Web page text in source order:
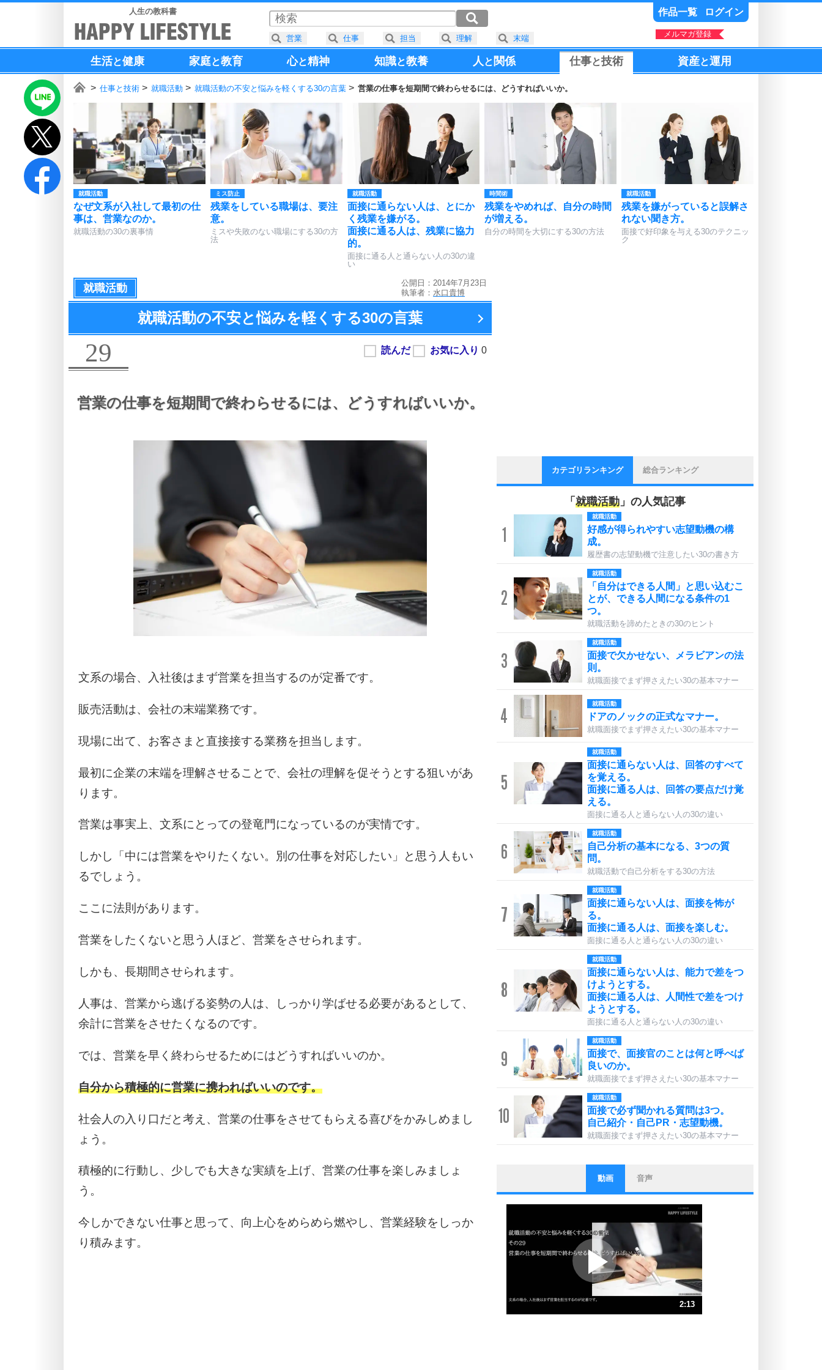
人生の教科書 作品一覧 ログイン
メルマガ登録
生活と健康 家庭と教育 心と精神 知識と教養 人と 関係 仕事と技術 資産と運用
仕事と技術 就職活動 就職活動の不安と悩みを軽くする30の言葉 営業の仕事を短期間で終わらせるには、どうすればいいか。
就職活動
なぜ文系が入社して最初の仕
事は、営業なのか。
就職活動の30の裏事情
ミス防止
残業をしている職場は、要注
意。
ミスや失敗のない職場にする30の方
法
就職活動
面接に通らない人は、とにか
く残業を嫌がる。
面接に通る人は、残業に協力
的。
面接に通る人と通らない人の30の違
い
時間術
残業をやめれば、自分の時間
が増える。
自分の時間を大切にする30の方法
就職活動
残業を嫌がっていると誤解さ
れない聞き方。
面接で好印象を与える30のテクニッ
ク
就職活動
公開日：2014年7月23日
執筆者： 水口貴博
就職活動の不安と悩みを軽くする30の言葉
29
営業の仕事を短期間で終わらせるには、 どうすればいいか。
文系の場合、入社後はまず営業を担当するのが定番です。
販売活動は、会社の末端業務です。
現場に出て、お客さまと直接接する業務を担当します。
最初に企業の末端を理解させることで、会社の理解を促そうとする狙いがあ
ります。
営業は事実上、文系にとっての登竜門になっているのが実情です。
しかし「中には営業をやりたくない。別の仕事を対応したい」と思う人もい
るでしょう。
ここに法則があります。
営業をしたくないと思う人ほど、営業をさせられます。
しかも、長期間させられます。
人事は、営業から逃げる姿勢の人は、しっかり学ばせる必要があるとして、
余計に営業をさせたくなるのです。
では、営業を早く終わらせるためにはどうすればいいのか。
自分から積極的に営業に携わればいいのです。
社会人の入り口だと考え、営業の仕事をさせてもらえる喜びをかみしめまし
ょう。
積極的に行動し、少しでも大きな実績を上げ、営業の仕事を楽しみましょ
う。
今しかできない仕事と思って、向上心をめらめら燃やし、営業経験をしっか
り積みます。
カテゴリランキング 総合ランキング
「 就職活動 」の人気記事
1
就職活動
好感が得られやすい志望動機の構
成。
履歴書の志望動機で注意したい30の書き方
2
就職活動
「自分はできる人間」と思い込むこ
とが、できる人間になる条件の1
つ。
就職活動を諦めたときの30のヒント
3
就職活動
面接で欠かせない、メラビアンの法
則。
就職面接でまず押さえたい30の基本マナー
4
就職活動
ドアのノックの正式なマナー。
就職面接でまず押さえたい30の基本マナー
5
就職活動
面接に通らない人は、回答のすべて
を覚える。
面接に通る人は、回答の要点だけ覚
える。
面接に通る人と通らない人の30の違い
6
就職活動
自己分析の基本になる、3つの質
問。
就職活動で自己分析をする30の方法
7
就職活動
面接に通らない人は、面接を怖が
る。
面接に通る人は、面接を楽しむ。
面接に通る人と通らない人の30の違い
8
就職活動
面接に通らない人は、能力で差をつ
けようとする。
面接に通る人は、人間性で差をつけ
ようとする。
面接に通る人と通らない人の30の違い
9
就職活動
面接で、面接官のことは何と呼べば
良いのか。
就職面接でまず押さえたい30の基本マナー
10
就職活動
面接で必ず聞かれる質問は3つ。
自己紹介・自己PR・志望動機。
就職面接でまず押さえたい30の基本マナー
1
ストレス対策
他人と比べない。
いっそのこと、他人を見ない。
プラス思考
ポジティブになれない原因は、行動
しないから。
ポジティブ思考になる30の方法
3
ストレス対策
動画 音声
2:13
営業 仕事 担当 理解 末端